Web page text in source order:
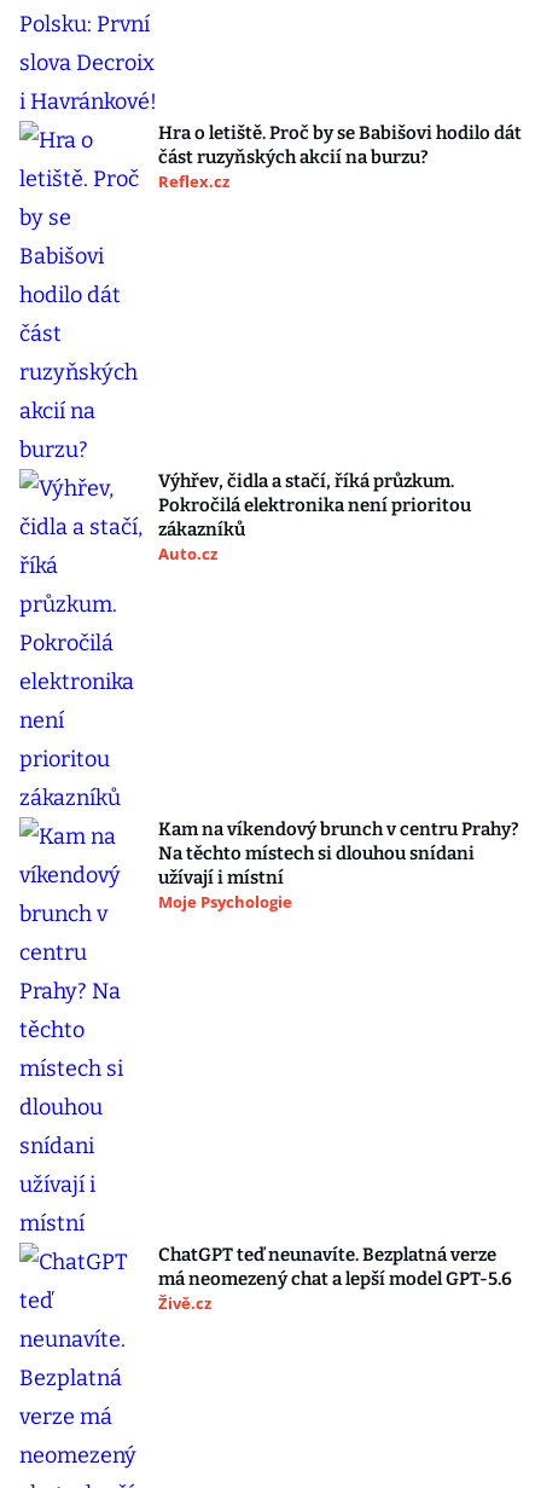
Hra o letiště. Proč by se Babišovi hodilo dát
část ruzyňských akcií na burzu?
Reflex.cz
Výhřev, čidla a stačí, říká průzkum.
Pokročilá elektronika není prioritou
zákazníků
Auto.cz
Kam na víkendový brunch v centru Prahy?
Na těchto místech si dlouhou snídani
užívají i místní
Moje Psychologie
ChatGPT teď neunavíte. Bezplatná verze
má neomezený chat a lepší model GPT-5.6
Živě.cz